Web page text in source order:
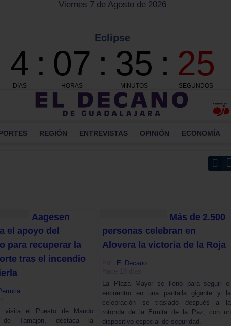
Viernes 7 de Agosto de 2026
REGIÓN ENTREVISTAS OPINIÓN ECONOMÍA
Aagesen
el apoyo del
para recuperar la
tras el incendio
visita el Puesto de Mando
de Tamajón, destaca la
Más de 2.500
personas celebran en
Alovera la victoria de la Roja
El Decano
La Plaza Mayor se llenó para seguir el
encuentro en una pantalla gigante y la
celebración se trasladó después a la
rotonda de la Ermita de la Paz, con un
dispositivo especial de seguridad.